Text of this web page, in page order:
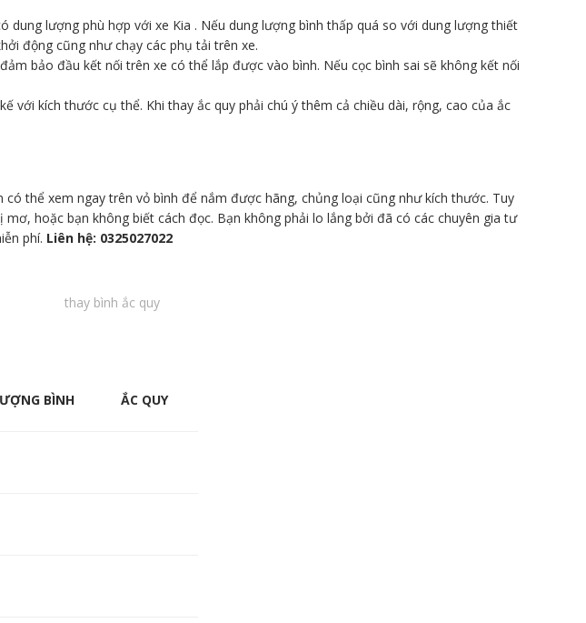
dung lượng phù hợp với xe Kia . Nếu dung lượng bình thấp quá so với dung lượng thiết
động cũng như chạy các phụ tải trên xe.
bảo đầu kết nối trên xe có thể lắp được vào bình. Nếu cọc bình sai sẽ không kết nối
với kích thước cụ thể. Khi thay ắc quy phải chú ý thêm cả chiều dài, rộng, cao của ắc
thể xem ngay trên vỏ bình để nắm được hãng, chủng loại cũng như kích thước. Tuy
hoặc bạn không biết cách đọc. Bạn không phải lo lắng bởi đã có các chuyên gia tư
phí. Liên hệ: 0325027022
thay bình ắc quy
BÌNH ẮC QUY